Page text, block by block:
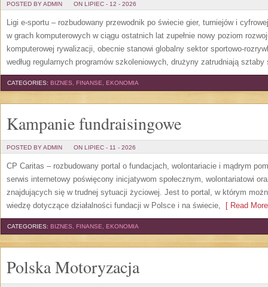
POSTED BY ADMIN ON LIPIEC - 12 - 2026
Ligi e-sportu – rozbudowany przewodnik po świecie gier, turniejów i
w grach komputerowych w ciągu ostatnich lat zupełnie nowy poziom
komputerowej rywalizacji, obecnie stanowi globalny sektor sportowo-
według regularnych programów szkoleniowych, drużyny zatrudniają sztaby
CATEGORIES: BIZNES, FINANSE, EKONOMIA
Kampanie fundraisingowe
POSTED BY ADMIN ON LIPIEC - 11 - 2026
CP Caritas – rozbudowany portal o fundacjach, wolontariacie i mądrym
serwis internetowy poświęcony inicjatywom społecznym, wolontariatowi
znajdujących się w trudnej sytuacji życiowej. Jest to portal, w którym
wiedzę dotyczące działalności fundacji w Polsce i na świecie, [ Read
CATEGORIES: BIZNES, FINANSE, EKONOMIA
Polska Motoryzacja